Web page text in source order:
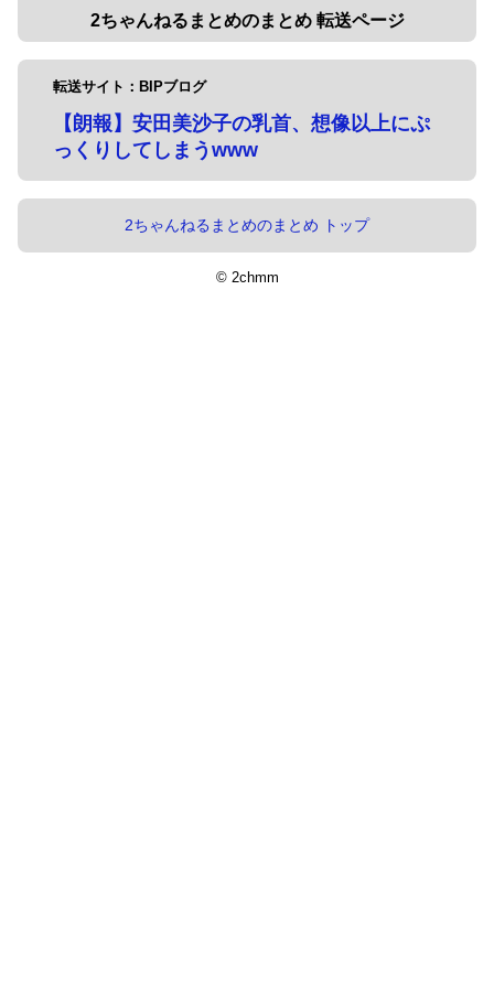
2ちゃんねるまとめのまとめ 転送ページ
転送サイト：BIPブログ
【朗報】安田美沙子の乳首、想像以上にぷ
っくりしてしまうwww
2ちゃんねるまとめのまとめ トップ
© 2chmm